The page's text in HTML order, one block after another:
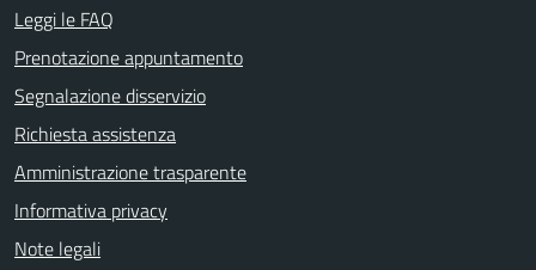
Leggi le FAQ
Prenotazione appuntamento
Segnalazione disservizio
Richiesta assistenza
Amministrazione trasparente
Informativa privacy
Note legali